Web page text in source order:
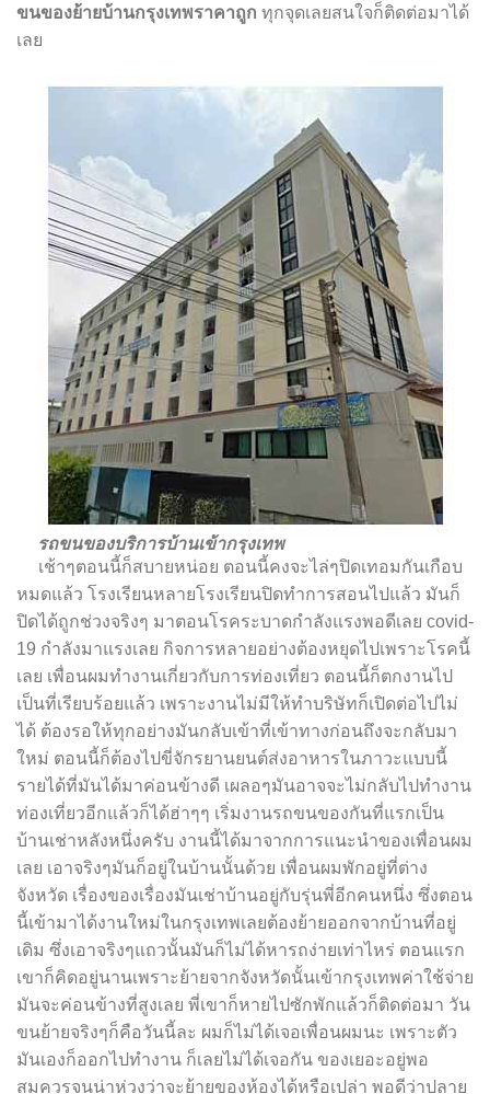
ขนของย้ายบ้านกรุงเทพราคาถูก ทุกจุดเลยสนใจก็ติดต่อมาได้
เลย
รถขนของบริการบ้านเข้ากรุงเทพ
เช้าๆตอนนี้ก็สบายหน่อย ตอนนี้คงจะไล่ๆปิดเทอมกันเกือบ
หมดแล้ว โรงเรียนหลายโรงเรียนปิดทำการสอนไปแล้ว มันก็
ปิดได้ถูกช่วงจริงๆ มาตอนโรคระบาดกำลังแรงพอดีเลย covid-
19 กำลังมาแรงเลย กิจการหลายอย่างต้องหยุดไปเพราะโรคนี้
เลย เพื่อนผมทำงานเกี่ยวกับการท่องเที่ยว ตอนนี้ก็ตกงานไป
เป็นที่เรียบร้อยแล้ว เพราะงานไม่มีให้ทำบริษัทก็เปิดต่อไปไม่
ได้ ต้องรอให้ทุกอย่างมันกลับเข้าที่เข้าทางก่อนถึงจะกลับมา
ใหม่ ตอนนี้ก็ต้องไปขี่จักรยานยนต์ส่งอาหารในภาวะแบบนี้
รายได้ที่มันได้มาค่อนข้างดี เผลอๆมันอาจจะไม่กลับไปทำงาน
ท่องเที่ยวอีกแล้วก็ได้ฮ่าๆๆ เริ่มงานรถขนของกันที่แรกเป็น
บ้านเช่าหลังหนึ่งครับ งานนี้ได้มาจากการแนะนำของเพื่อนผม
เลย เอาจริงๆมันก็อยู่ในบ้านนั้นด้วย เพื่อนผมพักอยู่ที่ต่าง
จังหวัด เรื่องของเรื่องมันเช่าบ้านอยู่กับรุ่นพี่อีกคนหนึ่ง ซึ่งตอน
นี้เข้ามาได้งานใหม่ในกรุงเทพเลยต้องย้ายออกจากบ้านที่อยู่
เดิม ซึ่งเอาจริงๆแถวนั้นมันก็ไม่ได้หารถง่ายเท่าไหร่ ตอนแรก
เขาก็คิดอยู่นานเพราะย้ายจากจังหวัดนั้นเข้ากรุงเทพค่าใช้จ่าย
มันจะค่อนข้างที่สูงเลย พี่เขาก็หายไปซักพักแล้วก็ติดต่อมา วัน
ขนย้ายจริงๆก็คือวันนี้ละ ผมก็ไม่ได้เจอเพื่อนผมนะ เพราะตัว
มันเองก็ออกไปทำงาน ก็เลยไม่ได้เจอกัน ของเยอะอยู่พอ
สมควรจนน่าห่วงว่าจะย้ายของห้องได้หรือเปล่า พอดีว่าปลาย